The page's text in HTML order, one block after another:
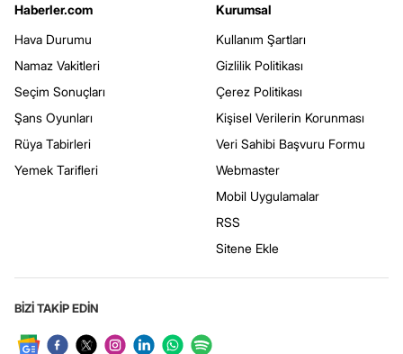
Haberler.com
Hava Durumu
Namaz Vakitleri
Seçim Sonuçları
Şans Oyunları
Rüya Tabirleri
Yemek Tarifleri
Kurumsal
Kullanım Şartları
Gizlilik Politikası
Çerez Politikası
Kişisel Verilerin Korunması
Veri Sahibi Başvuru Formu
Webmaster
Mobil Uygulamalar
RSS
Sitene Ekle
BİZİ TAKİP EDİN